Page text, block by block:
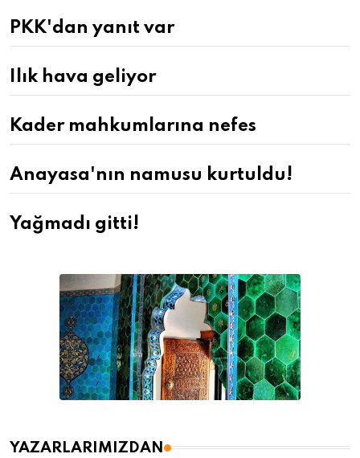
PKK'dan yanıt var
Ilık hava geliyor
Kader mahkumlarına nefes
Anayasa'nın namusu kurtuldu!
Yağmadı gitti!
YAZARLARIMIZDAN